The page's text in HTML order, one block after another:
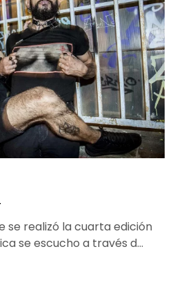
se realizó la cuarta edición
se escucho a través d…